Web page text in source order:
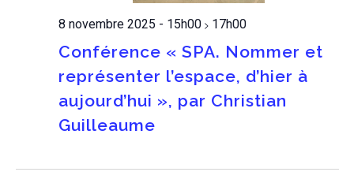
8 novembre 2025 - 15h00> 17h00
Conférence « SPA. Nommer et
représenter l’espace, d’hier à
aujourd’hui », par Christian
Guilleaume